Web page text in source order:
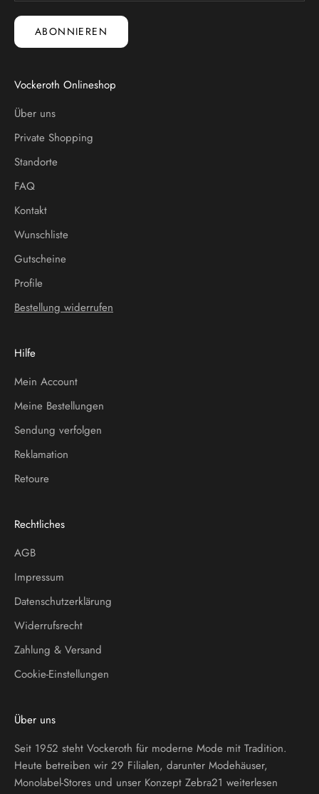
ABONNIEREN
Vockeroth Onlineshop
Über uns
Private Shopping
Standorte
FAQ
Kontakt
Wunschliste
Gutscheine
Profile
Bestellung widerrufen
Hilfe
Mein Account
Meine Bestellungen
Sendung verfolgen
Reklamation
Retoure
Rechtliches
AGB
Impressum
Datenschutzerklärung
Widerrufsrecht
Zahlung & Versand
Cookie-Einstellungen
Über uns
Seit 1952 steht Vockeroth für moderne Mode mit Tradition.
Heute betreiben wir 29 Filialen, darunter Modehäuser,
Monolabel-Stores und unser Konzept Zebra21 weiterlesen